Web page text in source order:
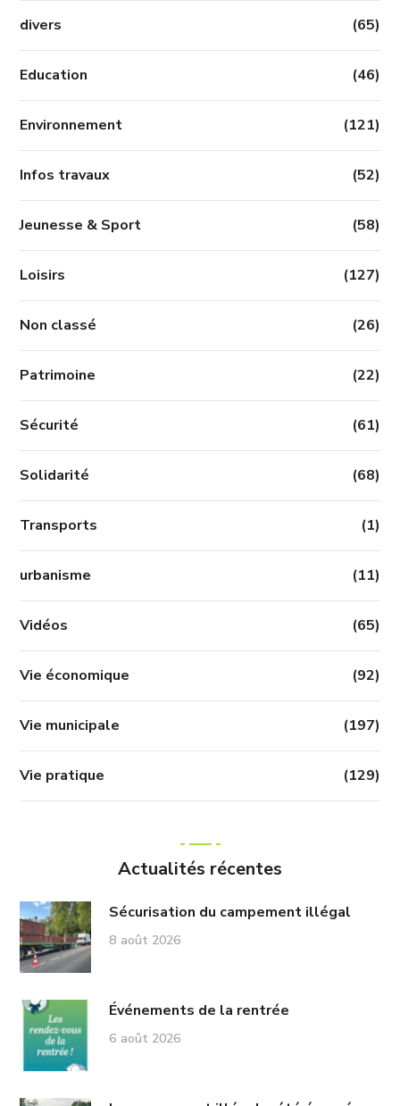
divers (65)
Education (46)
Environnement (121)
Infos travaux (52)
Jeunesse & Sport (58)
Loisirs (127)
Non classé (26)
Patrimoine (22)
Sécurité (61)
Solidarité (68)
Transports (1)
urbanisme (11)
Vidéos (65)
Vie économique (92)
Vie municipale (197)
Vie pratique (129)
Actualités récentes
Sécurisation du campement illégal
8 août 2026
Événements de la rentrée
6 août 2026